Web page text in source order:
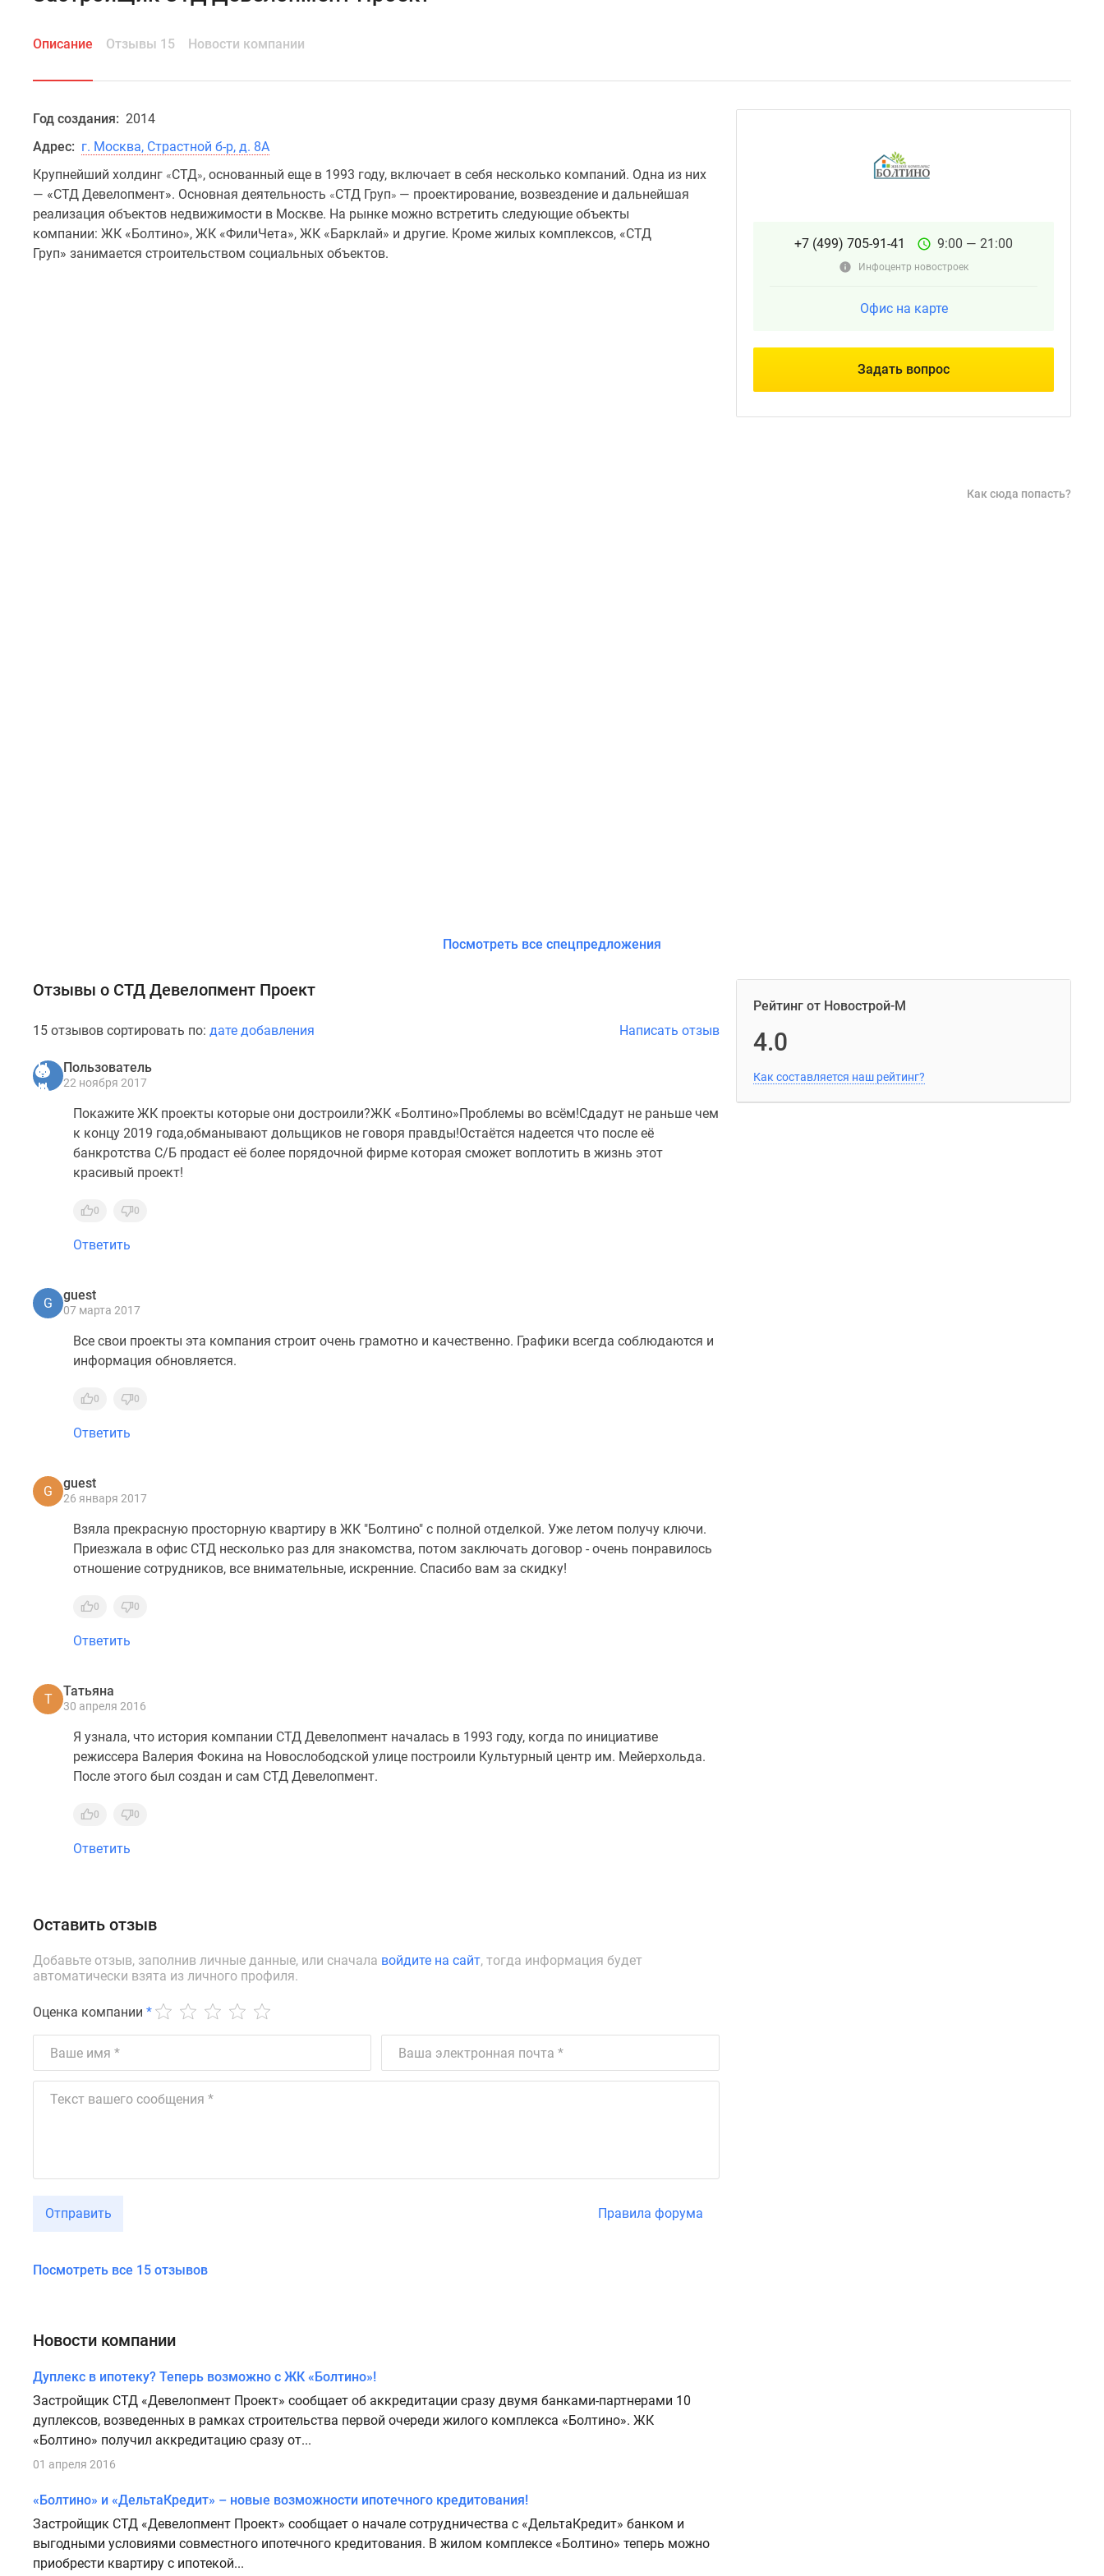
Описание Отзывы 15 Новости компании
Год создания: 2014
Адрес: г. Москва, Страстной б-р, д. 8А
Крупнейший холдинг «СТД», основанный еще в 1993 году, включает в себя несколько компаний. Одна из них
— «СТД Девелопмент». Основная деятельность «СТД Груп» — проектирование, возвездение и дальнейшая
реализация объектов недвижимости в Москве. На рынке можно встретить следующие объекты
компании: ЖК «Болтино», ЖК «ФилиЧета», ЖК «Барклай» и другие. Кроме жилых комплексов, «СТД
Груп» занимается строительством социальных объектов.
+7 (499) 705-91-41 9:00 — 21:00
Инфоцентр новостроек
Офис на карте
Задать вопрос
Как сюда попасть?
Посмотреть все спецпредложения
Отзывы о СТД Девелопмент Проект
15 отзывов сортировать по: дате добавления Написать отзыв
Пользователь
22 ноября 2017
Покажите ЖК проекты которые они достроили?ЖК «Болтино»Проблемы во всём!Сдадут не раньше чем
к концу 2019 года,обманывают дольщиков не говоря правды!Остаётся надеется что после её
банкротства С/Б продаст её более порядочной фирме которая сможет воплотить в жизнь этот
красивый проект!
0 0
Ответить
G
guest
07 марта 2017
Все свои проекты эта компания строит очень грамотно и качественно. Графики всегда соблюдаются и
информация обновляется.
0 0
Ответить
G
guest
26 января 2017
Взяла прекрасную просторную квартиру в ЖК "Болтино" с полной отделкой. Уже летом получу ключи.
Приезжала в офис СТД несколько раз для знакомства, потом заключать договор - очень понравилось
отношение сотрудников, все внимательные, искренние. Спасибо вам за скидку!
0 0
Ответить
Т
Татьяна
30 апреля 2016
Я узнала, что история компании СТД Девелопмент началась в 1993 году, когда по инициативе
режиссера Валерия Фокина на Новослободской улице построили Культурный центр им. Мейерхольда.
После этого был создан и сам СТД Девелопмент.
0 0
Ответить
Оставить отзыв
Добавьте отзыв, заполнив личные данные, или сначала войдите на сайт, тогда информация будет
автоматически взята из личного профиля.
Оценка компании *
Отправить Правила форума
Посмотреть все 15 отзывов
Рейтинг от Новострой-М
4.0
Как составляется наш рейтинг?
Новости компании
Дуплекс в ипотеку? Теперь возможно с ЖК «Болтино»!
Застройщик СТД «Девелопмент Проект» сообщает об аккредитации сразу двумя банками-партнерами 10
дуплексов, возведенных в рамках строительства первой очереди жилого комплекса «Болтино». ЖК
«Болтино» получил аккредитацию сразу от...
01 апреля 2016
«Болтино» и «ДельтаКредит» – новые возможности ипотечного кредитования!
Застройщик СТД «Девелопмент Проект» сообщает о начале сотрудничества с «ДельтаКредит» банком и
выгодными условиями совместного ипотечного кредитования. В жилом комплексе «Болтино» теперь можно
приобрести квартиру с ипотекой...